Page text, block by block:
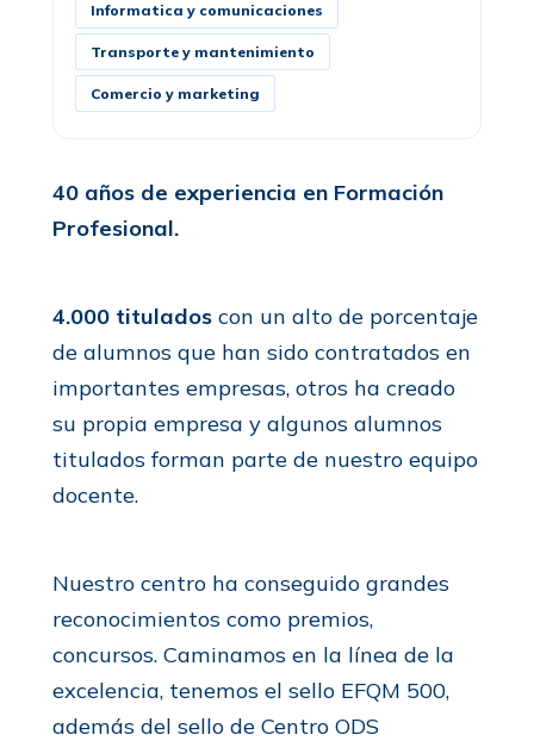
Informatica y comunicaciones
Transporte y mantenimiento
Comercio y marketing
40 años de experiencia en Formación
Profesional.
4.000 titulados con un alto de porcentaje
de alumnos que han sido contratados en
importantes empresas, otros ha creado
su propia empresa y algunos alumnos
titulados forman parte de nuestro equipo
docente.
Nuestro centro ha conseguido grandes
reconocimientos como premios,
concursos. Caminamos en la línea de la
excelencia, tenemos el sello EFQM 500,
además del sello de Centro ODS